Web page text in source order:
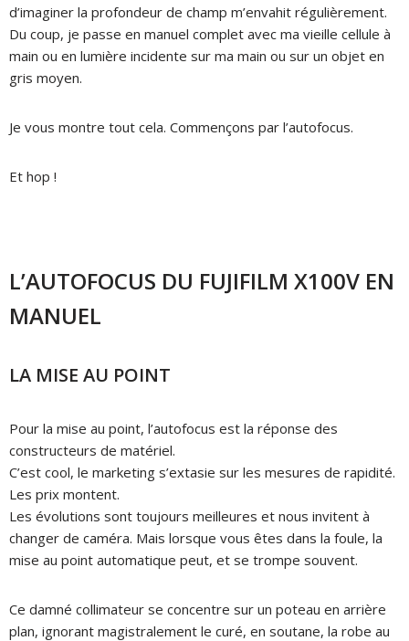
d’imaginer la profondeur de champ m’envahit régulièrement.
Du coup, je passe en manuel complet avec ma vieille cellule à
main ou en lumière incidente sur ma main ou sur un objet en
gris moyen.
Je vous montre tout cela. Commençons par l’autofocus.
Et hop !
L’AUTOFOCUS DU FUJIFILM X100V EN
MANUEL
LA MISE AU POINT
Pour la mise au point, l’autofocus est la réponse des
constructeurs de matériel.
C’est cool, le marketing s’extasie sur les mesures de rapidité.
Les prix montent.
Les évolutions sont toujours meilleures et nous invitent à
changer de caméra. Mais lorsque vous êtes dans la foule, la
mise au point automatique peut, et se trompe souvent.
Ce damné collimateur se concentre sur un poteau en arrière
plan, ignorant magistralement le curé, en soutane, la robe au